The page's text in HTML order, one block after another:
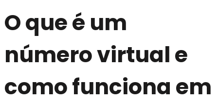
O que é um
número virtual e
como funciona em